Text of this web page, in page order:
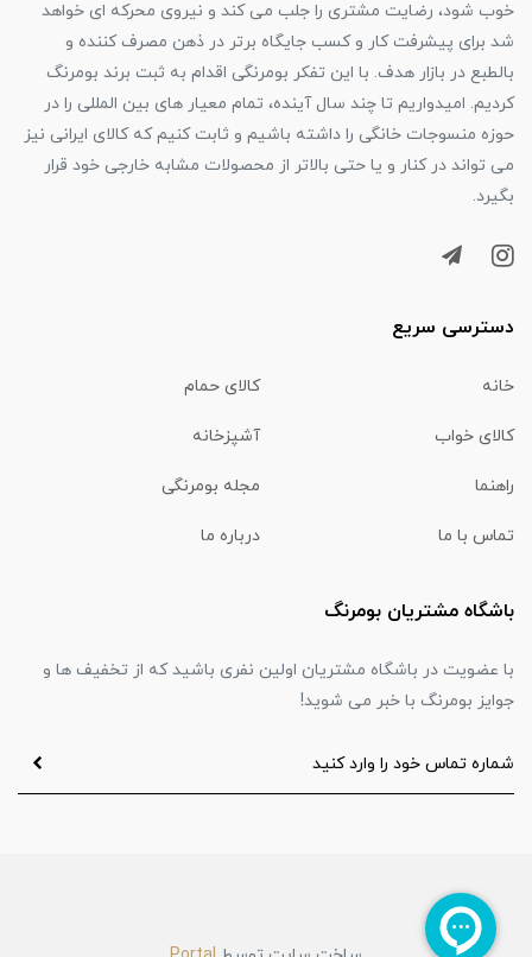
خوب شود، رضایت مشتری را جلب می کند و نیروی محرکه ای خواهد
شد برای پیشرفت کار و کسب جایگاه برتر در ذهن مصرف کننده و
بالطبع در بازار هدف. با این تفکر بومرنگی اقدام به ثبت برند بومرنگ
کردیم. امیدواریم تا چند سال آینده، تمام معیار های بین المللی را در
حوزه منسوجات خانگی را داشته باشیم و ثابت کنیم که کالای ایرانی نیز
می تواند در کنار و یا حتی بالاتر از محصولات مشابه خارجی خود قرار
بگیرد.
دسترسی سریع
خانه کالای حمام
کالای خواب آشپزخانه
راهنما مجله بومرنگی
تماس با ما درباره ما
باشگاه مشتریان بومرنگ
با عضویت در باشگاه مشتریان اولین نفری باشید که از تخفیف ها و
جوایز بومرنگ با خبر می شوید!